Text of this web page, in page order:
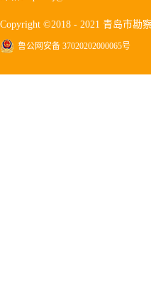
Copyright ©2018 - 2021 青岛市勘
鲁公网安备 37020202000065号